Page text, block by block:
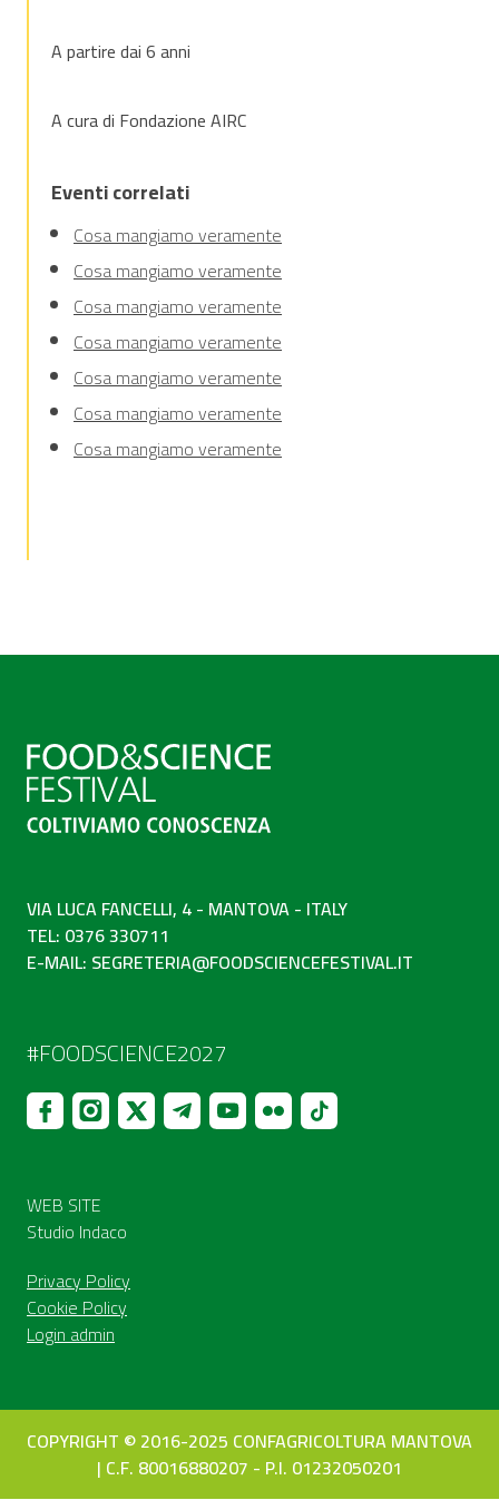
A partire dai 6 anni
A cura di Fondazione AIRC
Eventi correlati
Cosa mangiamo veramente
Cosa mangiamo veramente
Cosa mangiamo veramente
Cosa mangiamo veramente
Cosa mangiamo veramente
Cosa mangiamo veramente
Cosa mangiamo veramente
VIA LUCA FANCELLI, 4 - MANTOVA - ITALY
TEL: 0376 330711
E-MAIL: SEGRETERIA@FOODSCIENCEFESTIVAL.IT
#FOODSCIENCE2027
WEB SITE
Studio Indaco
Privacy Policy
Cookie Policy
Login admin
COPYRIGHT © 2016-2025 CONFAGRICOLTURA MANTOVA
| C.F. 80016880207 - P.I. 01232050201